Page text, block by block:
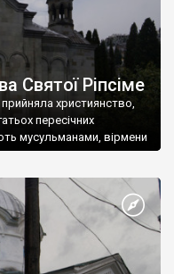
Святої Ріпсіме
християнство,
пересічних
мусульманами, вірмени